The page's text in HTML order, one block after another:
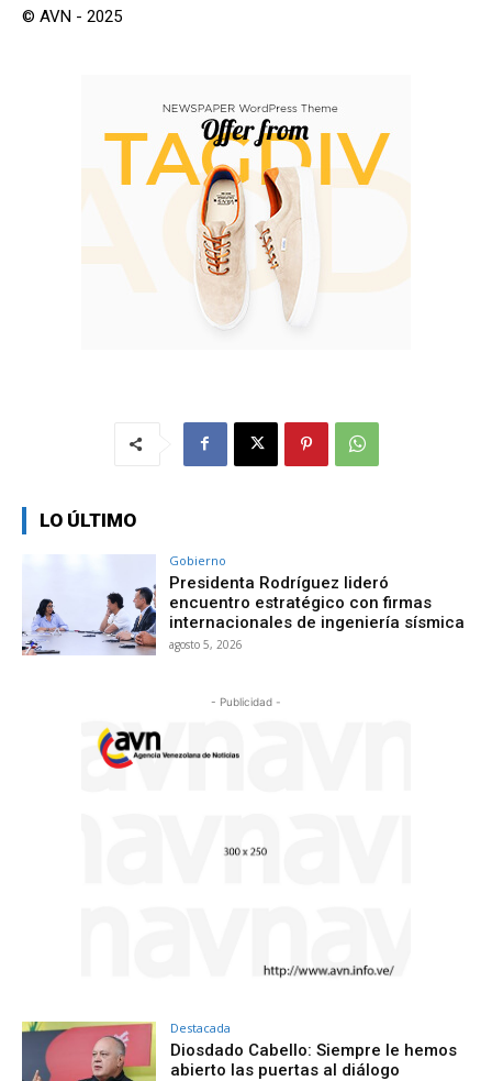
© AVN - 2025
LO ÚLTIMO
Gobierno
Presidenta Rodríguez lideró
encuentro estratégico con firmas
internacionales de ingeniería sísmica
agosto 5, 2026
- Publicidad -
Destacada
Diosdado Cabello: Siempre le hemos
abierto las puertas al diálogo